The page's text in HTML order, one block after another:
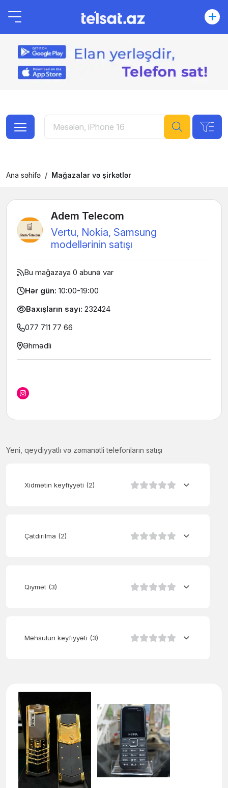
Ana səhifə Mağazalar və şirkətlər
Adem Telecom
Vertu, Nokia, Samsung
modellərinin satışı
Bu mağazaya 0 abunə var
Hər gün: 10:00-19:00
Baxışların sayı: 232424
077 711 77 66
Əhmədli
Yeni, qeydiyyatlı və zəmanətli telefonların satışı
Xidmətin keyfiyyəti (2)
Çatdırılma (2)
Qiymət (3)
Məhsulun keyfiyyəti (3)